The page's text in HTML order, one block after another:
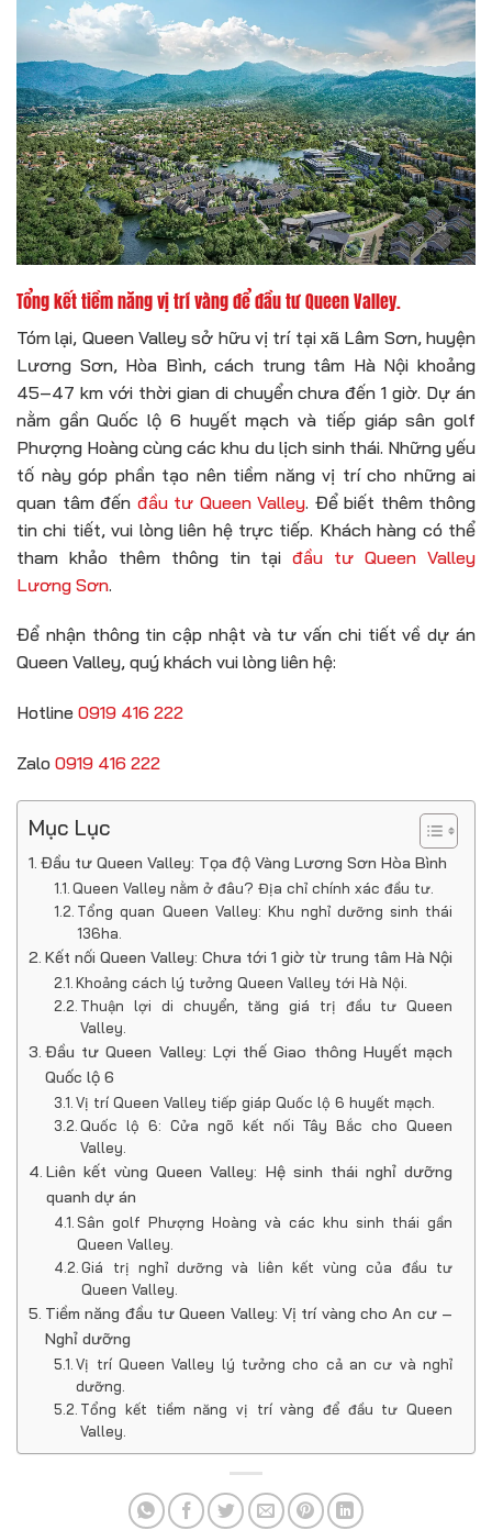
Tổng kết tiềm năng vị trí vàng để đầu tư Queen Valley.
Tóm lại, Queen Valley sở hữu vị trí tại xã Lâm Sơn, huyện
Lương Sơn, Hòa Bình, cách trung tâm Hà Nội khoảng
45–47 km với thời gian di chuyển chưa đến 1 giờ. Dự án
nằm gần Quốc lộ 6 huyết mạch và tiếp giáp sân golf
Phượng Hoàng cùng các khu du lịch sinh thái. Những yếu
tố này góp phần tạo nên tiềm năng vị trí cho những ai
quan tâm đến đầu tư Queen Valley. Để biết thêm thông
tin chi tiết, vui lòng liên hệ trực tiếp. Khách hàng có thể
tham khảo thêm thông tin tạiđầu tư Queen Valley
Lương Sơn.
Để nhận thông tin cập nhật và tư vấn chi tiết về dự án
Queen Valley, quý khách vui lòng liên hệ:
Hotline 0919 416 222
Zalo 0919 416 222
Mục Lục
Đầu tư Queen Valley: Tọa độ Vàng Lương Sơn Hòa Bình
Queen Valley nằm ở đâu? Địa chỉ chính xác đầu tư.
Tổng quan Queen Valley: Khu nghỉ dưỡng sinh thái
136ha.
Kết nối Queen Valley: Chưa tới 1 giờ từ trung tâm Hà Nội
Khoảng cách lý tưởng Queen Valley tới Hà Nội.
Thuận lợi di chuyển, tăng giá trị đầu tư Queen
Valley.
Đầu tư Queen Valley: Lợi thế Giao thông Huyết mạch
Quốc lộ 6
Vị trí Queen Valley tiếp giáp Quốc lộ 6 huyết mạch.
Quốc lộ 6: Cửa ngõ kết nối Tây Bắc cho Queen
Valley.
Liên kết vùng Queen Valley: Hệ sinh thái nghỉ dưỡng
quanh dự án
Sân golf Phượng Hoàng và các khu sinh thái gần
Queen Valley.
Giá trị nghỉ dưỡng và liên kết vùng của đầu tư
Queen Valley.
Tiềm năng đầu tư Queen Valley: Vị trí vàng cho An cư –
Nghỉ dưỡng
Vị trí Queen Valley lý tưởng cho cả an cư và nghỉ
dưỡng.
Tổng kết tiềm năng vị trí vàng để đầu tư Queen
Valley.